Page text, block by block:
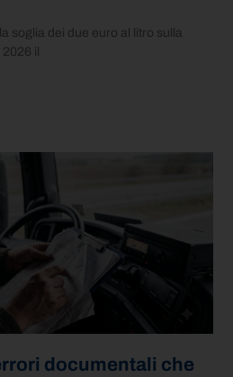
soglia dei due euro al litro sulla
il
documentali che